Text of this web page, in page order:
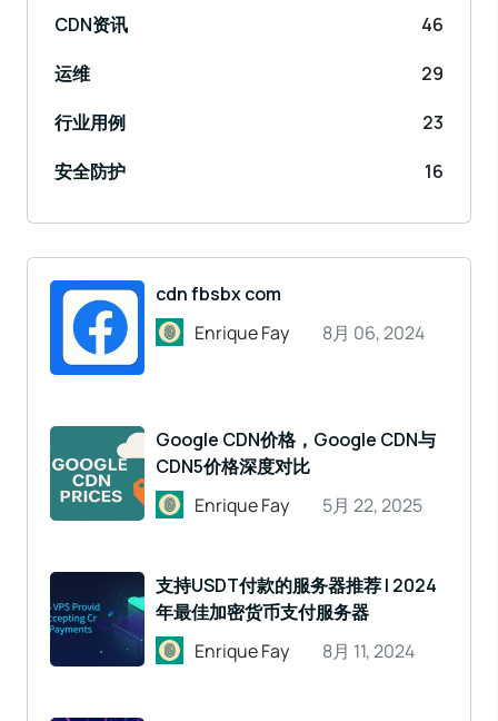
CDN资讯
46
运维
29
行业用例
23
安全防护
16
cdn fbsbx com
Enrique Fay
8月 06, 2024
Google CDN价格，Google CDN与
CDN5价格深度对比
Enrique Fay
5月 22, 2025
支持USDT付款的服务器推荐 | 2024
年最佳加密货币支付服务器
Enrique Fay
8月 11, 2024